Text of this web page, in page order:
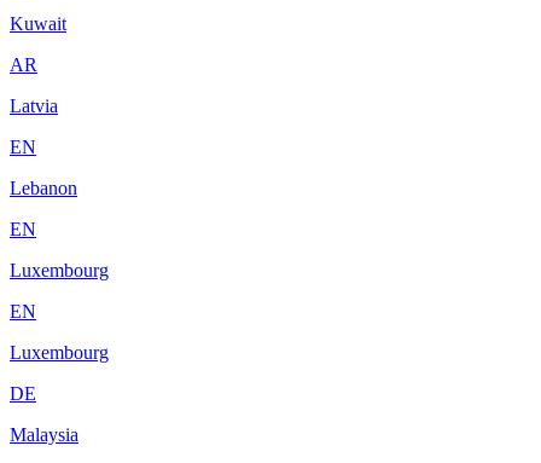
Kuwait
AR
Latvia
EN
Lebanon
EN
Luxembourg
EN
Luxembourg
DE
Malaysia